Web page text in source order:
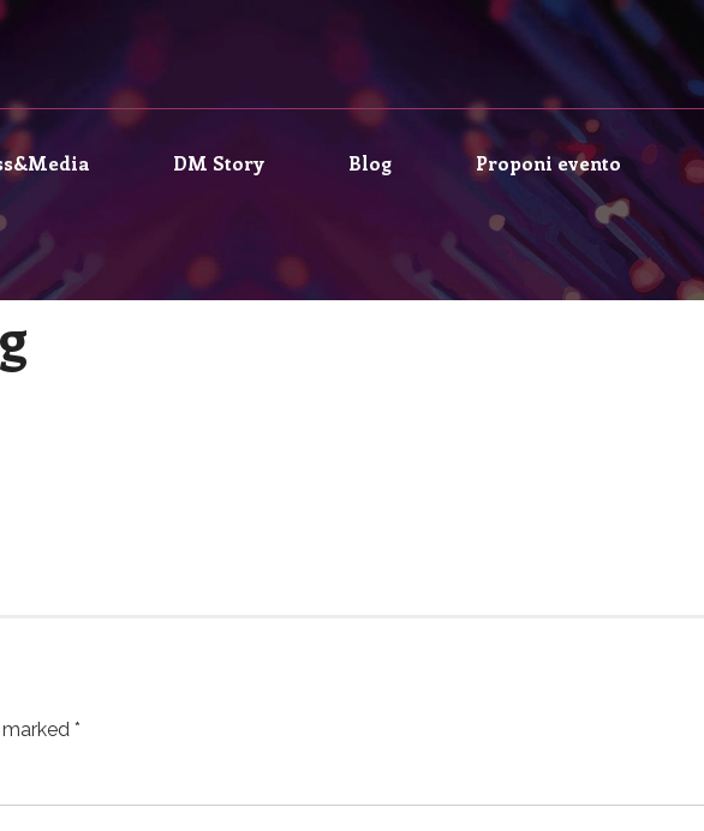
DM Story Blog Proponi evento
*